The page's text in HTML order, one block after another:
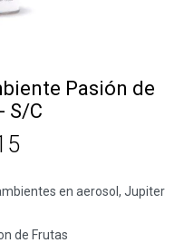
Pasión de
S/C
en aerosol, Jupiter
de Frutas